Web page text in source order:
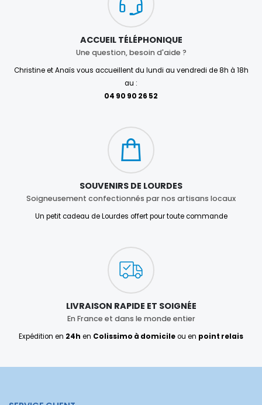
ACCUEIL TÉLÉPHONIQUE
Une question, besoin d'aide ?
Christine et Anaïs vous accueillent du lundi au vendredi de 8h à 18h
au :
04 90 90 26 52
SOUVENIRS DE LOURDES
Soigneusement confectionnés par nos artisans locaux
Un petit cadeau de Lourdes offert pour toute commande
LIVRAISON RAPIDE ET SOIGNÉE
En France et dans le monde entier
Expédition en 24h en Colissimo à domicileou en point relais